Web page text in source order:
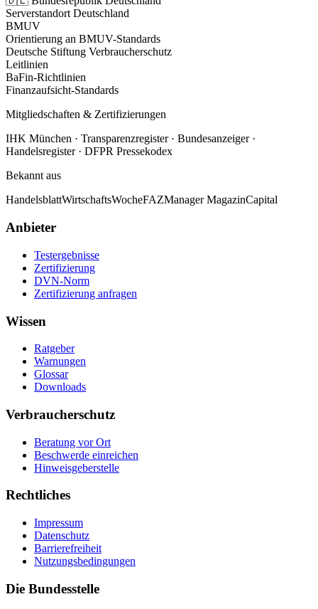
Serverstandort Deutschland
BMUV
Orientierung an BMUV-Standards
Deutsche Stiftung Verbraucherschutz
Leitlinien
BaFin-Richtlinien
Finanzaufsicht-Standards
Mitgliedschaften & Zertifizierungen
IHK München · Transparenzregister · Bundesanzeiger ·
Handelsregister · DFPR Pressekodex
Bekannt aus
HandelsblattWirtschaftsWocheFAZManager MagazinCapital
Anbieter
Testergebnisse
Zertifizierung
DVN-Norm
Zertifizierung anfragen
Wissen
Ratgeber
Warnungen
Glossar
Downloads
Verbraucherschutz
Beratung vor Ort
Beschwerde einreichen
Hinweisgeberstelle
Rechtliches
Impressum
Datenschutz
Barrierefreiheit
Nutzungsbedingungen
Die Bundesstelle